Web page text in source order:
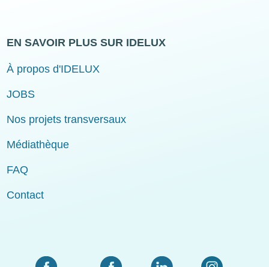
EN SAVOIR PLUS SUR IDELUX
À propos d'IDELUX
JOBS
Nos projets transversaux
Médiathèque
FAQ
Contact